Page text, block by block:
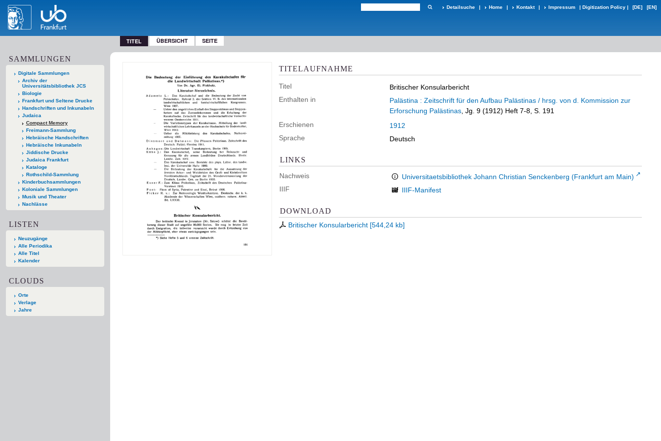
Detailsuche | Home | Kontakt | Impressum | Digitization Policy | [DE] [EN]
TITEL ÜBERSICHT SEITE
SAMMLUNGEN
Digitale Sammlungen
Archiv der
Universitätsbibliothek JCS
Biologie
Frankfurt und Seltene Drucke
Handschriften und Inkunabeln
Judaica
Compact Memory
Freimann-Sammlung
Hebräische Handschriften
Hebräische Inkunabeln
Jiddische Drucke
Judaica Frankfurt
Kataloge
Rothschild-Sammlung
Kinderbuchsammlungen
Koloniale Sammlungen
Musik und Theater
Nachlässe
LISTEN
Neuzugänge
Alle Periodika
Alle Titel
Kalender
CLOUDS
Orte
Verlage
Jahre
TITELAUFNAHME
Titel
Britischer Konsularbericht
Enthalten in
Palästina : Zeitschrift für den Aufbau Palästinas / hrsg. von d. Kommission zur
Erforschung Palästinas , Jg. 9 (1912) Heft 7-8, S. 191
Erschienen
1912
Sprache
Deutsch
LINKS
Nachweis
Universitaetsbibliothek Johann Christian Senckenberg (Frankfurt am Main)
IIIF
IIIF-Manifest
DOWNLOAD
Britischer Konsularbericht [544,24 kb]